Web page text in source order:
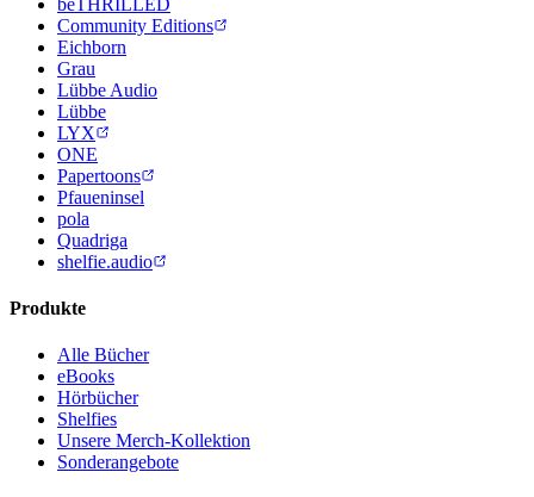
Community Editions
Eichborn
Grau
Lübbe Audio
Lübbe
LYX
ONE
Papertoons
Pfaueninsel
pola
Quadriga
shelfie.audio
Produkte
Alle Bücher
eBooks
Hörbücher
Shelfies
Unsere Merch-Kollektion
Sonderangebote